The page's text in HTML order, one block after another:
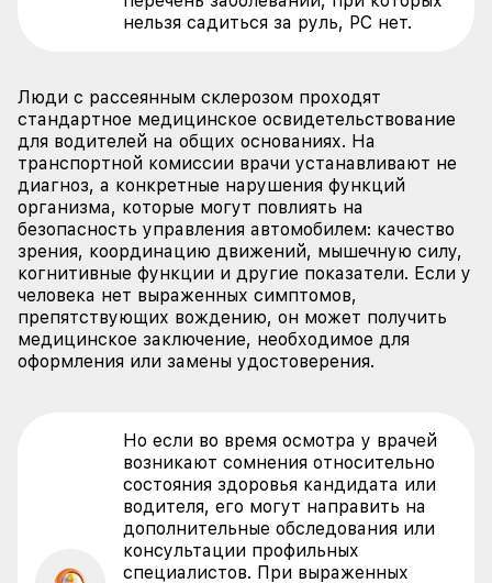
нельзя садиться за руль, РС нет.
Люди с рассеянным склерозом проходят
стандартное медицинское освидетельствование
для водителей на общих основаниях. На
транспортной комиссии врачи устанавливают не
диагноз, а конкретные нарушения функций
организма, которые могут повлиять на
безопасность управления автомобилем: качество
зрения, координацию движений, мышечную силу,
когнитивные функции и другие показатели. Если у
человека нет выраженных симптомов,
препятствующих вождению, он может получить
медицинское заключение, необходимое для
оформления или замены удостоверения.
Но если во время осмотра у врачей
возникают сомнения относительно
состояния здоровья кандидата или
водителя, его могут направить на
дополнительные обследования или
консультации профильных
специалистов. При выраженных